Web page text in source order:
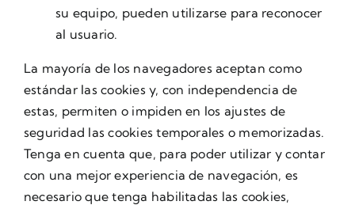
su equipo, pueden utilizarse para reconocer
al usuario.
La mayoría de los navegadores aceptan como
estándar las cookies y, con independencia de
estas, permiten o impiden en los ajustes de
seguridad las cookies temporales o memorizadas.
Tenga en cuenta que, para poder utilizar y contar
con una mejor experiencia de navegación, es
necesario que tenga habilitadas las cookies,